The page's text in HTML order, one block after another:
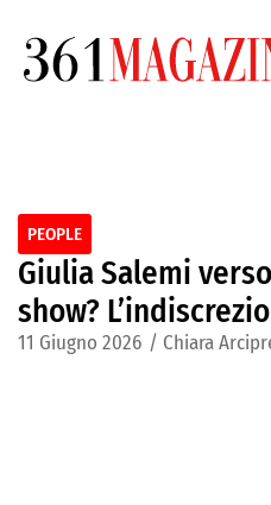
PEOPLE
Giulia Salemi
show?
11 Giugno 2026 / Chiara